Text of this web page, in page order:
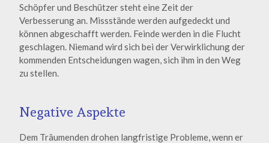
Schöpfer und Beschützer steht eine Zeit der
Verbesserung an. Missstände werden aufgedeckt und
können abgeschafft werden. Feinde werden in die Flucht
geschlagen. Niemand wird sich bei der Verwirklichung der
kommenden Entscheidungen wagen, sich ihm in den Weg
zu stellen.
Negative Aspekte
Dem Träumenden drohen langfristige Probleme, wenn er